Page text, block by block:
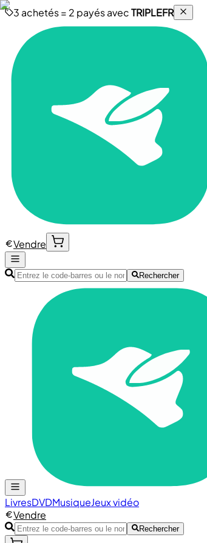
3 achetés = 2 payés avecTRIPLEFR
Vendre
Rechercher
LivresDVDMusiqueJeux vidéo
Vendre
Rechercher